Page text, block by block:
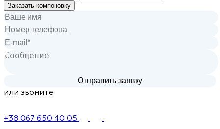
Заказать компоновку
или звоните
+38 067 650 40 05